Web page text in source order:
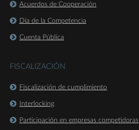
Acuerdos de Cooperación
Día de la Competencia
Cuenta Pública
FISCALIZACIÓN
Fiscalización de cumplimiento
Interlocking
Participación en empresas competidoras